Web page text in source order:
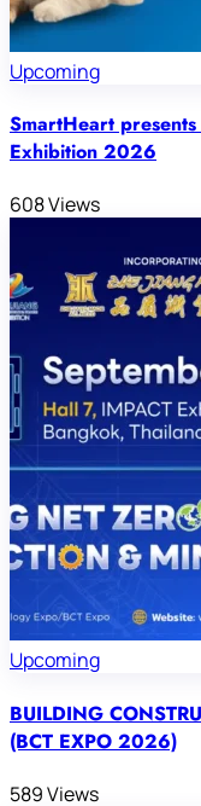
Upcoming
SmartHeart
Exhibition 2026
608 Views
Upcoming
BUILDING
(BCT EXPO 2026)
589 Views